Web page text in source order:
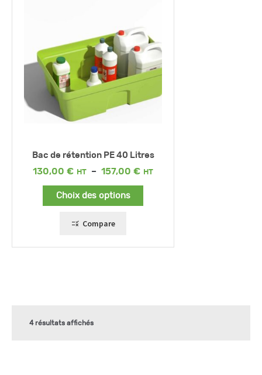
Bac de rétention PE 40 Litres
130,00 € – 157,00 €
Plage
Choix des options
Compare
4 résultats affichés